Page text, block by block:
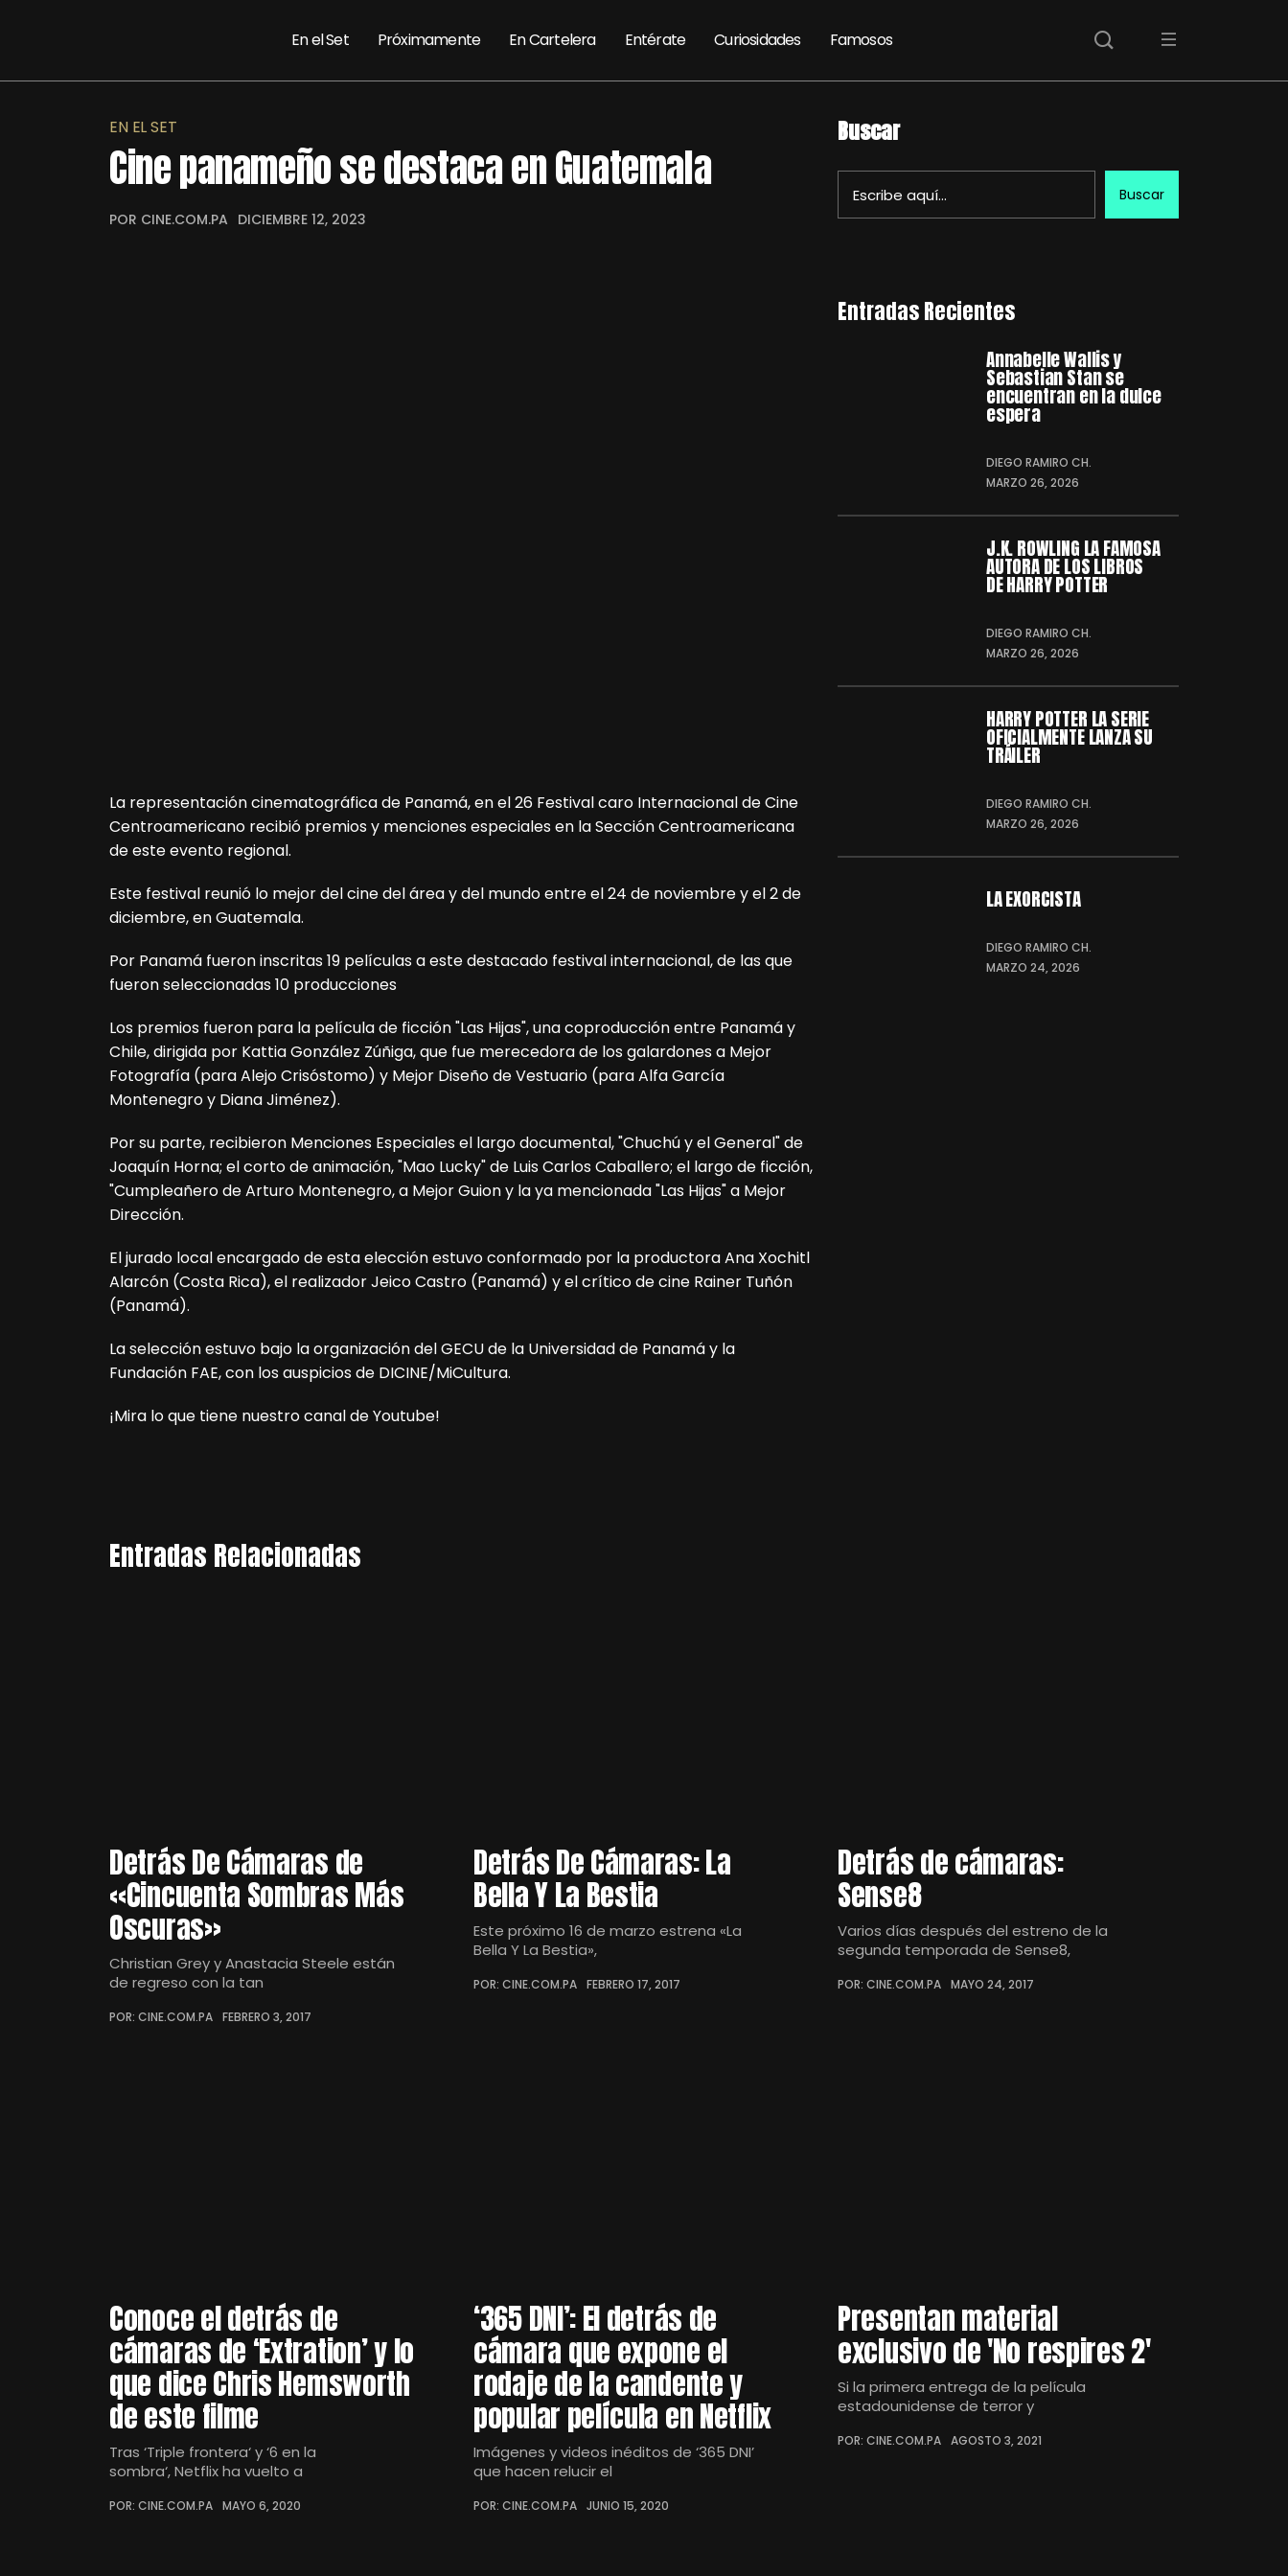
En el Set Próximamente En Cartelera Entérate Curiosidades Famosos
EN EL SET
Cine panameño se destaca en Guatemala
POR CINE.COM.PA DICIEMBRE 12, 2023
La representación cinematográfica de Panamá, en el 26 Festival caro Internacional de Cine
Centroamericano recibió premios y menciones especiales en la Sección Centroamericana
de este evento regional.
Este festival reunió lo mejor del cine del área y del mundo entre el 24 de noviembre y el 2 de
diciembre, en Guatemala.
Por Panamá fueron inscritas 19 películas a este destacado festival internacional, de las que
fueron seleccionadas 10 producciones
Los premios fueron para la película de ficción "Las Hijas", una coproducción entre Panamá y
Chile, dirigida por Kattia González Zúñiga, que fue merecedora de los galardones a Mejor
Fotografía (para Alejo Crisóstomo) y Mejor Diseño de Vestuario (para Alfa García
Montenegro y Diana Jiménez).
Por su parte, recibieron Menciones Especiales el largo documental, "Chuchú y el General" de
Joaquín Horna; el corto de animación, "Mao Lucky" de Luis Carlos Caballero; el largo de ficción,
"Cumpleañero de Arturo Montenegro, a Mejor Guion y la ya mencionada "Las Hijas" a Mejor
Dirección.
El jurado local encargado de esta elección estuvo conformado por la productora Ana Xochitl
Alarcón (Costa Rica), el realizador Jeico Castro (Panamá) y el crítico de cine Rainer Tuñón
(Panamá).
La selección estuvo bajo la organización del GECU de la Universidad de Panamá y la
Fundación FAE, con los auspicios de DICINE/MiCultura.
¡Mira lo que tiene nuestro canal de Youtube!
Buscar
Buscar
Entradas Recientes
Annabelle Wallis y
Sebastian Stan se
encuentran en la dulce
espera
DIEGO RAMIRO CH.
MARZO 26, 2026
J.K. ROWLING LA FAMOSA
AUTORA DE LOS LIBROS
DE HARRY POTTER
DIEGO RAMIRO CH.
MARZO 26, 2026
HARRY POTTER LA SERIE
OFICIALMENTE LANZA SU
TRÁILER
DIEGO RAMIRO CH.
MARZO 26, 2026
LA EXORCISTA
DIEGO RAMIRO CH.
MARZO 24, 2026
Entradas Relacionadas
Detrás De Cámaras de
«Cincuenta Sombras Más
Oscuras»
Christian Grey y Anastacia Steele están
de regreso con la tan
POR: CINE.COM.PA FEBRERO 3, 2017
Detrás De Cámaras: La
Bella Y La Bestia
Este próximo 16 de marzo estrena «La
Bella Y La Bestia»,
POR: CINE.COM.PA FEBRERO 17, 2017
Detrás de cámaras:
Sense8
Varios días después del estreno de la
segunda temporada de Sense8,
POR: CINE.COM.PA MAYO 24, 2017
Conoce el detrás de
cámaras de ‘Extration’ y lo
que dice Chris Hemsworth
de este filme
Tras ‘Triple frontera‘ y ‘6 en la
sombra‘, Netflix ha vuelto a
POR: CINE.COM.PA MAYO 6, 2020
‘365 DNI’: El detrás de
cámara que expone el
rodaje de la candente y
popular película en Netflix
Imágenes y videos inéditos de ‘365 DNI’
que hacen relucir el
POR: CINE.COM.PA JUNIO 15, 2020
Presentan material
exclusivo de 'No respires 2'
Si la primera entrega de la película
estadounidense de terror y
POR: CINE.COM.PA AGOSTO 3, 2021